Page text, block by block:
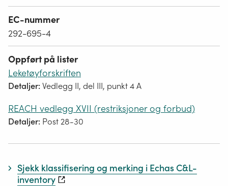
EC-nummer
292-695-4
Oppført på lister
Leketøyforskriften
Detaljer:Vedlegg II, del III, punkt 4 A
REACH vedlegg XVII (restriksjoner og forbud)
Detaljer: Post 28-30
Sjekk klassifisering og merking i Echas C&L-
inventory